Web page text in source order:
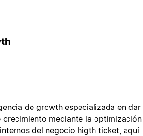
de growth especializada en dar
crecimiento mediante la
del negocio higth ticket, aquí